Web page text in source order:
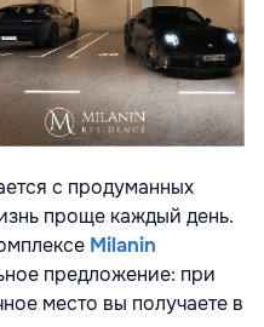
с продуманных
проще каждый день.
Milanin
предложение: при
место вы получаете в